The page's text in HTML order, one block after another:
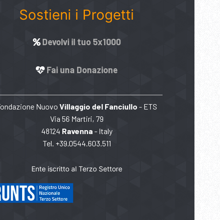
Sostieni i Progetti
Devolvi il tuo 5x1000
Fai una Donazione
Nuovo Villaggio del Fanciullo - ETS
Via 56 Martiri, 79
48124 Ravenna- Italy
Tel. +39.0544.603.511
Ente iscritto al Terzo Settore